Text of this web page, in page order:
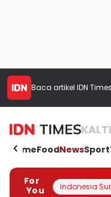
Baca artikel IDN Times
HomeFoodNewsSport
For
You
Indonesia